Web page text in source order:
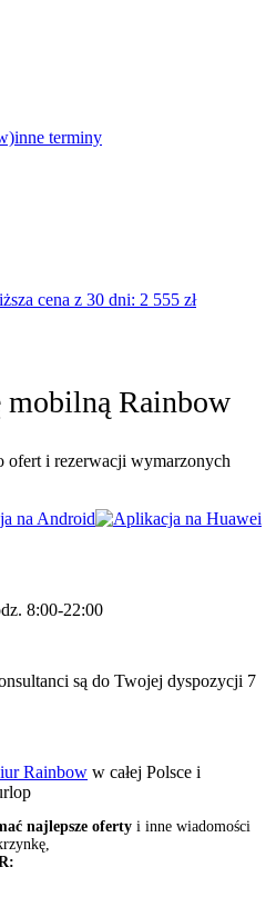
inne terminy
cena z 30 dni: 2 555 zł
mobilną Rainbow
ofert i rezerwacji wymarzonych
8:00-22:00
są do Twojej dyspozycji 7
Rainbow w całej Polsce i
najlepsze oferty i inne wiadomości